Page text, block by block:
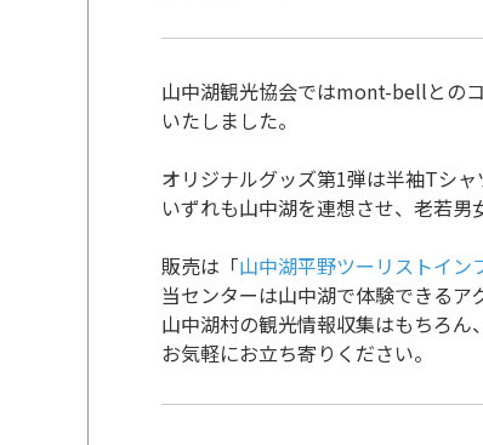
山中湖観光協会ではmont-bellとの
いたしました。
オリジナルグッズ第1弾は半袖Tシ
いずれも山中湖を連想させ、老若男
販売は「山中湖平野ツーリストイン
当センターは山中湖で体験できるア
山中湖村の観光情報収集はもちろ
お気軽にお立ち寄りください。